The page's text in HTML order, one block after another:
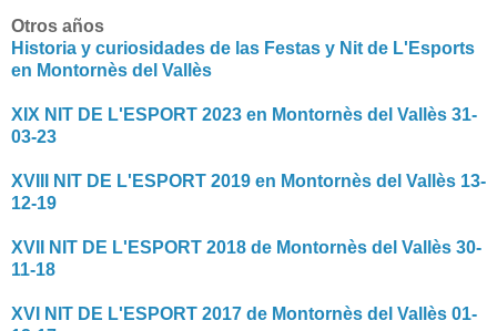
Otros años
Historia y curiosidades de las Festas y Nit de L'Esports
en Montornès del Vallès
XIX NIT DE L'ESPORT 2023 en Montornès del Vallès 31-
03-23
XVIII NIT DE L'ESPORT 2019 en Montornès del Vallès 13-
12-19
XVII NIT DE L'ESPORT 2018 de Montornès del Vallès 30-
11-18
XVI NIT DE L'ESPORT 2017 de Montornès del Vallès 01-